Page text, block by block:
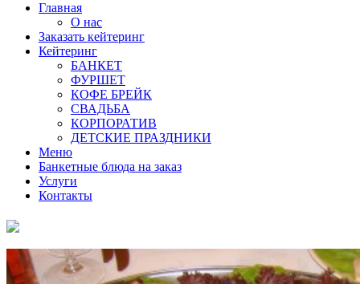
Главная
О нас
Заказать кейтеринг
Кейтеринг
БАНКЕТ
ФУРШЕТ
КОФЕ БРЕЙК
СВАДЬБА
КОРПОРАТИВ
ДЕТСКИЕ ПРАЗДНИКИ
Меню
Банкетные блюда на заказ
Услуги
Контакты